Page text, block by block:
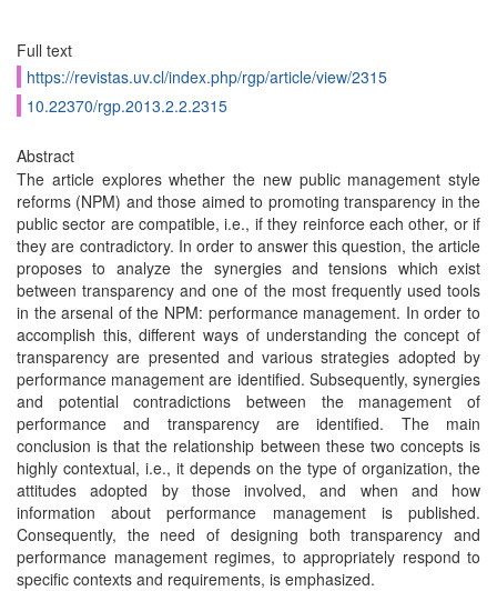
Full text
https://revistas.uv.cl/index.php/rgp/article/view/2315
10.22370/rgp.2013.2.2.2315
Abstract
The article explores whether the new public management style
reforms (NPM) and those aimed to promoting transparency in the
public sector are compatible, i.e., if they reinforce each other, or if
they are contradictory. In order to answer this question, the article
proposes to analyze the synergies and tensions which exist
between transparency and one of the most frequently used tools
in the arsenal of the NPM: performance management. In order to
accomplish this, different ways of understanding the concept of
transparency are presented and various strategies adopted by
performance management are identified. Subsequently, synergies
and potential contradictions between the management of
performance and transparency are identified. The main
conclusion is that the relationship between these two concepts is
highly contextual, i.e., it depends on the type of organization, the
attitudes adopted by those involved, and when and how
information about performance management is published.
Consequently, the need of designing both transparency and
performance management regimes, to appropriately respond to
specific contexts and requirements, is emphasized.